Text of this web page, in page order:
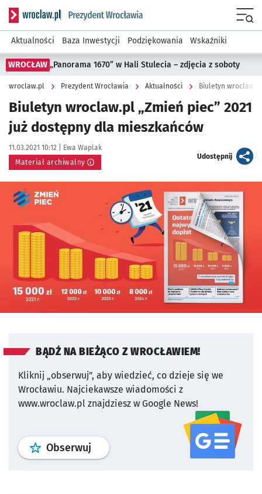
Serwis informacyjny wroclaw.pl podserwis: Prezydent
Aktualności Baza Inwestycji Podziękowania Wskaźniki
WROCŁAW „Panorama 1670” w Hali Stulecia – zdjęcia z soboty
wroclaw.pl Prezydent Wrocławia Aktualności Biuletyn
Biuletyn wroclaw.pl „Zmień piec” 2021
już dostępny dla mieszkańców
Data publikacji:
11.03.2021 10:12 | Autor:
Ewa Waplak
Materiał archiwalny
Udostępnijartykuł
Kliknij, aby powiększyć
BĄDŹ NA BIEŻĄCO Z WROCŁAWIEM!
Kliknij „obserwuj”, aby wiedzieć, co dzieje się we
Wrocławiu. Najciekawsze wiadomości z
www.wroclaw.pl znajdziesz w Google News!
Obserwuj profil serwisu